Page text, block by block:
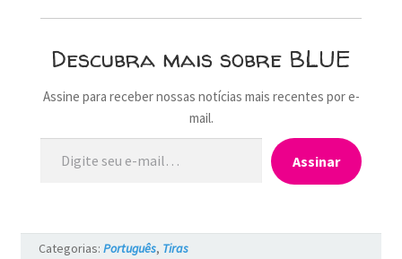
Descubra mais sobre BLUE
Assine para receber nossas notícias mais recentes por e-
mail.
Digite seu e-mail…
Assinar
Categorias: Português, Tiras